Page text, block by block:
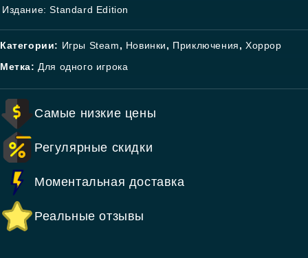
Издание: Standard Edition
Категории: Игры Steam, Новинки, Приключения,Хоррор
Метка: Для одного игрока
Самые низкие цены
Регулярные скидки
Моментальная доставка
Реальные отзывы